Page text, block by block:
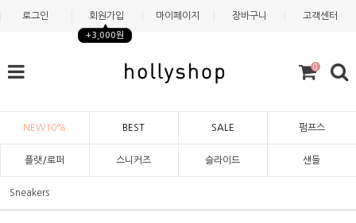
로그인 회원가입
+3,000원
마이페이지 장바구니 고객센터
0
NEW10% BEST SALE 펌프스
플랫/로퍼 스니커즈 슬라이드 샌들
Sneakers